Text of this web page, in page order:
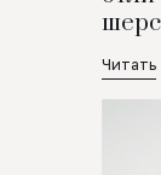
Читать